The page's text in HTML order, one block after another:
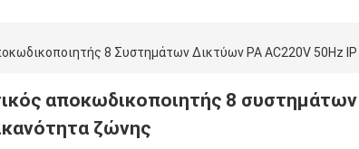
8 Συστημάτων Δικτύων PA AC220V 50Hz
αποκωδικοποιητής 8 συστημάτων
ζώνης